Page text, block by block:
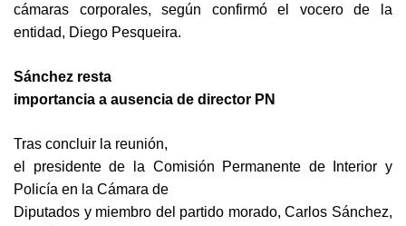
cámaras corporales, según confirmó el vocero de la
entidad, Diego Pesqueira.
Sánchez resta
importancia a ausencia de director PN
Tras concluir la reunión,
el presidente de la Comisión Permanente de Interior y
Policía en la Cámara de
Diputados y miembro del partido morado, Carlos Sánchez,